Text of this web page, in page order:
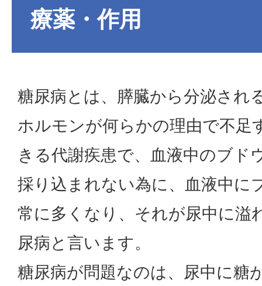
療薬・作用
糖尿病とは、膵臓から分泌され
ホルモンが何らかの理由で不足
きる代謝疾患で、血液中のブド
採り込まれない為に、血液中に
常に多くなり、それが尿中に溢
尿病と言います。
糖尿病が問題なのは、尿中に糖